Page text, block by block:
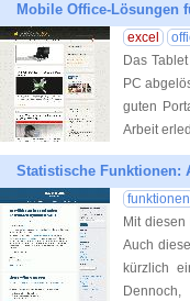
Mobile Office-Lösungen
excel
Das
PC
guten
Arbeit
Statistische Funktionen:
funktionen
Mit
Auch
kürzlich